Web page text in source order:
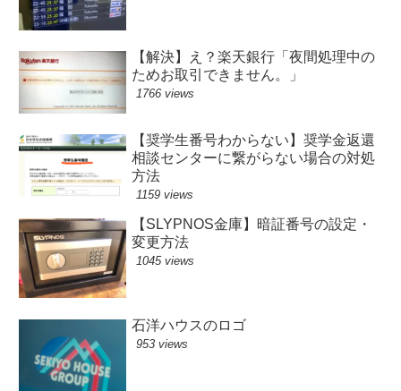
【解決】え？楽天銀行「夜間処理中の
ためお取引できません。」
1766 views
【奨学生番号わからない】奨学金返還
相談センターに繋がらない場合の対処
方法
1159 views
【SLYPNOS金庫】暗証番号の設定・
変更方法
1045 views
石洋ハウスのロゴ
953 views